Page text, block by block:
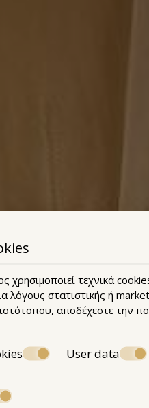
χρησιμοποιεί τεχνικά
λόγους στατιστικής ή
αποδέχεστε την
User data